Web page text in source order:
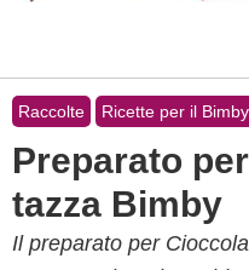
Raccolte Ricette per il Bimby
Preparato
tazza Bimby
Il preparato per